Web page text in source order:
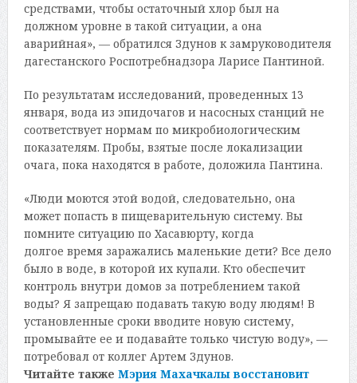
средствами, чтобы остаточный хлор был на
должном уровне в такой ситуации, а она
аварийная», — обратился Здунов к замруководителя
дагестанского Роспотребнадзора Ларисе Пантиной.
По результатам исследований, проведенных 13
января, вода из эпидочагов и насосных станций не
соответствует нормам по микробиологическим
показателям. Пробы, взятые после локализации
очага, пока находятся в работе, доложила Пантина.
«Люди моются этой водой, следовательно, она
может попасть в пищеварительную систему. Вы
помните ситуацию по Хасавюрту, когда
долгое время заражались маленькие дети? Все дело
было в воде, в которой их купали. Кто обеспечит
контроль внутри домов за потреблением такой
воды? Я запрещаю подавать такую воду людям! В
установленные сроки вводите новую систему,
промывайте ее и подавайте только чистую воду», —
потребовал от коллег Артем Здунов.
Читайте также Мэрия Махачкалы восстановит